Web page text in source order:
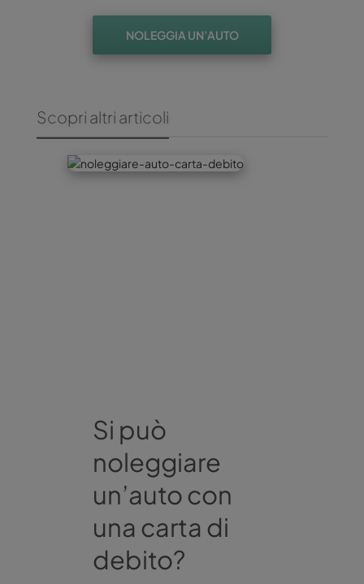
NOLEGGIA UN’AUTO
Scopri altri articoli
Si può
noleggiare
un’auto con
una carta di
debito?